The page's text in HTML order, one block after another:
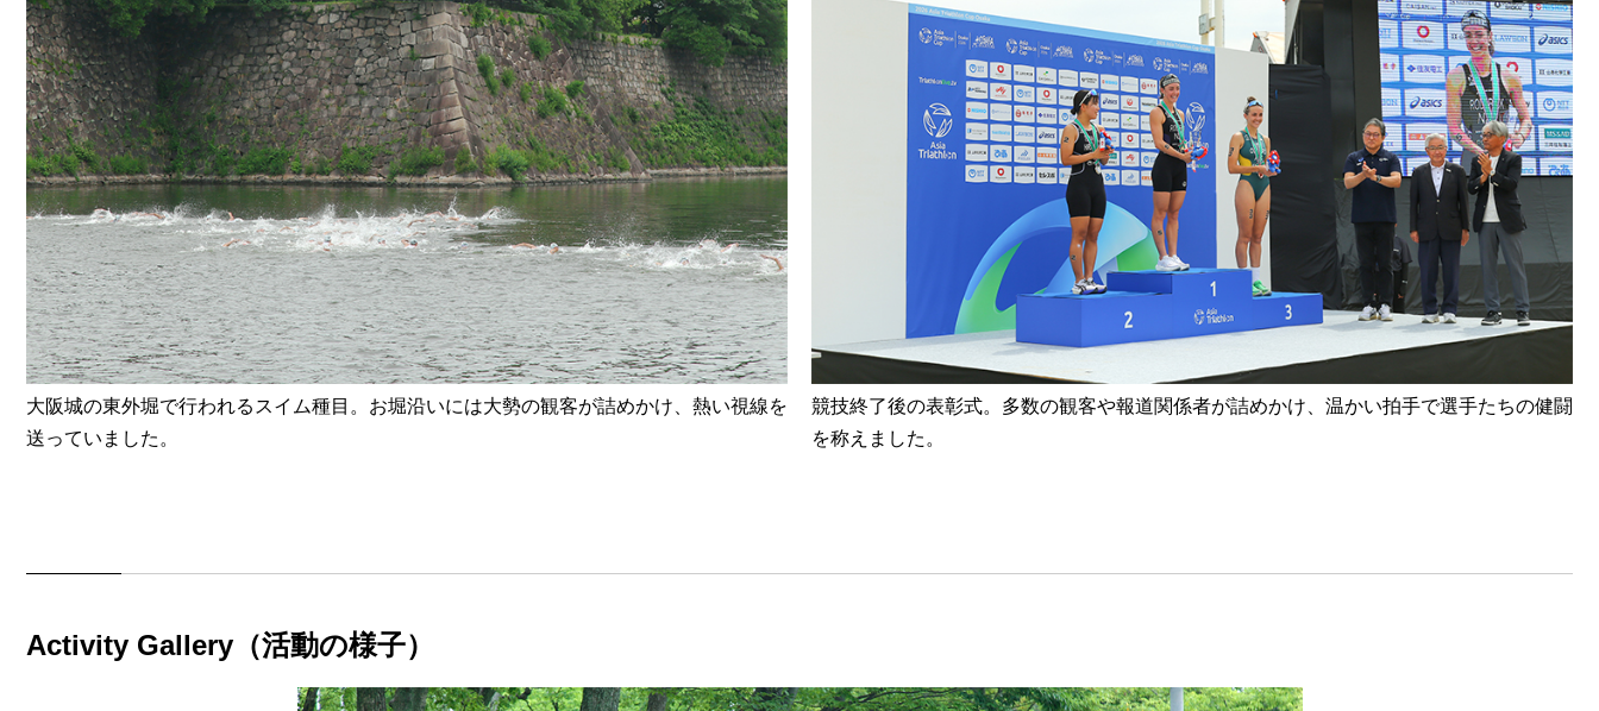
大阪城の東外堀で行われるスイム種目。お堀沿いには大勢の観客が詰めかけ、熱い視線を
送っていました。
競技終了後の表彰式。多数の観客や報道関係者が詰めかけ、温かい拍手で選手たちの健闘
を称えました。
Activity Gallery（活動の様子）